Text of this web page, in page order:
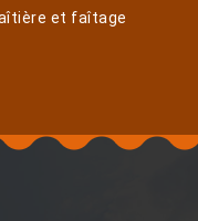
et faîtage